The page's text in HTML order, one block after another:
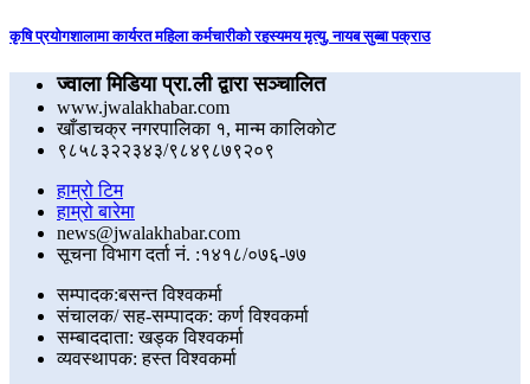
कृषि प्रयोगशालामा कार्यरत महिला कर्मचारीको रहस्यमय मृत्यु, नायब सुब्बा पक्राउ
ज्वाला मिडिया प्रा.ली द्वारा सञ्चालित
www.jwalakhabar.com
खाँडाचक्र नगरपालिका १, मान्म कालिकाेट
९८५८३२२३४३/९८४९८७९२०९
हाम्रो टिम
हाम्रो बारेमा
news@jwalakhabar.com
सूचना विभाग दर्ता नं. :१४१८/०७६-७७
सम्पादक:बसन्त विश्वकर्मा
संचालक/ सह-सम्पादक: कर्ण विश्वकर्मा
सम्बाददाता: खड्क विश्वकर्मा
व्यवस्थापक: हस्त विश्वकर्मा